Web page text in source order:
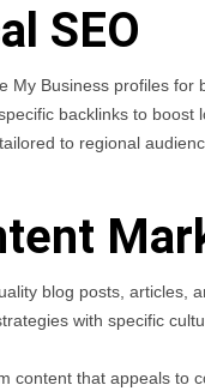
SEO
My Business profiles for
backlinks to boost
to regional
blog posts, articles,
with specific
content that appeals to